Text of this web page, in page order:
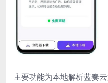
主要功能为本地解析蓝奏